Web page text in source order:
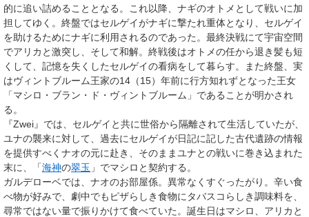
的に追い詰めることとなる。これ以降、ナギのオトメとして戦いに加
担してゆく。終盤ではセルゲイがナギに撃たれ重体となり、セルゲイ
を助けるためにナギに利用されるのであった。最終決戦にて宇宙空間
でアリカと激突し、そして和解。終戦後はオトメの任から退き髪も短
くして、記憶を失くしたセルゲイの看病をして暮らす。また終盤、実
はヴィントブルーム王家の14（15）年前に行方知れずとなった王女
「マシロ・ブラン・ド・ヴィントブルーム」であることが明かされ
る。
『Zwei』では、セルゲイと共に世俗から隔離されて生活していたが、
ユナの襲来に対して、過去にセルゲイが日記に記した古代遺跡の情報
を提供すべくナオの元に赴き、そのままユナとの戦いに巻き込まれた
末に、「海神の翠玉 」でマシロと契約する。
ガルデローベでは、ナオのお部屋係。異常なくすぐったがり。辛い食
べ物が好みで、劇中でもピザらしき食物にタバスコらしき調味料を、
尋常ではない量で振りかけて食べていた。誕生日はマシロ、アリカと